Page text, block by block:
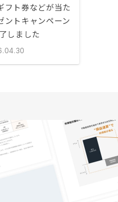
フト券などが当た
ントキャンペーン
しました